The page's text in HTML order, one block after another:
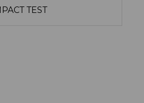
TEST